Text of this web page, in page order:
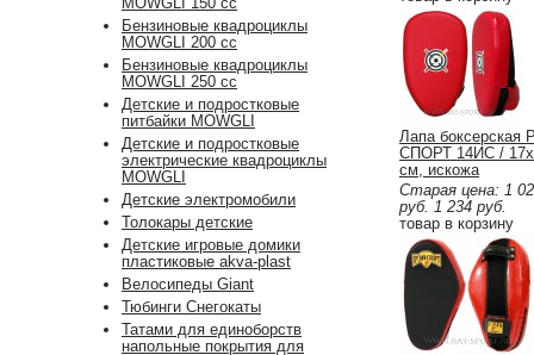
Лапа боксерская
СПОРТ 14ИС /
см, искожа
Старая цена: 1
руб. 1 234 руб.
товар в корзину
Бензиновые квадроциклы
MOWGLI 200 cc
Бензиновые квадроциклы
MOWGLI 250 cc
Детские и подростковые
питбайки MOWGLI
Детские и подростковые
электрические квадроциклы
MOWGLI
Детские электромобили
Толокары детские
Детские игровые домики
пластиковые akva-plast
Велосипеды Giant
Тюбинги Снегокаты
Татами для единоборств
напольные покрытия для